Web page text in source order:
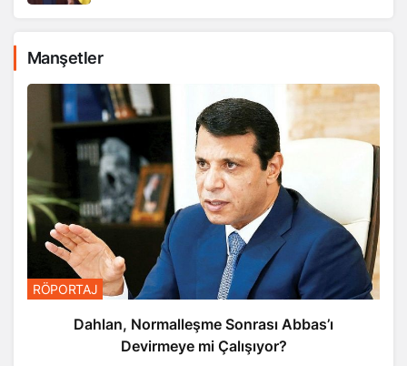
Manşetler
RÖPORTAJ
Dahlan, Normalleşme Sonrası Abbas’ı
Devirmeye mi Çalışıyor?